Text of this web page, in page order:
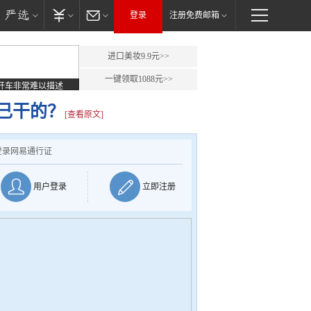
登录 注册免费邮箱
车非常难以描述
进口美妆9.9元>>
一键领取1088元>>
干的？ [查看原文]
录网易通行证
用户登录 立即注册